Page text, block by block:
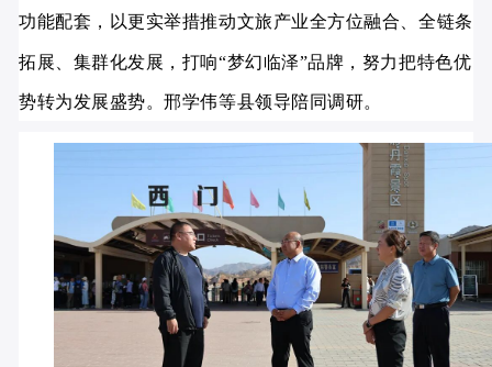
功能配套，以更实举措推动文旅产业全方位融合、全链条
拓展、集群化发展，打响“梦幻临泽”品牌，努力把特色优
势转为发展盛势。邢学伟等县领导陪同调研。